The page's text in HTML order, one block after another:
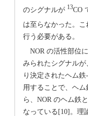
のシグナルが 13CO
は至らなかった。
行う必要がある。
NOR の活性部位
みられたシグナル
り決定されたヘム
用することで、ヘ
ら、NOR のヘム鉄
なっている[10]。理